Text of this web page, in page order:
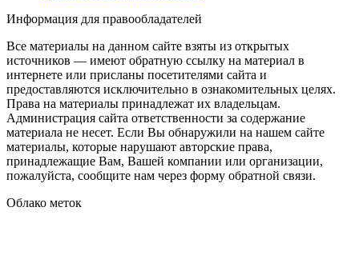
Информация для правообладателей
Все материалы на данном сайте взяты из открытых
источников — имеют обратную ссылку на материал в
интернете или присланы посетителями сайта и
предоставляются исключительно в ознакомительных целях.
Права на материалы принадлежат их владельцам.
Администрация сайта ответственности за содержание
материала не несет. Если Вы обнаружили на нашем сайте
материалы, которые нарушают авторские права,
принадлежащие Вам, Вашей компании или организации,
пожалуйста, сообщите нам через форму обратной связи.
Облако меток